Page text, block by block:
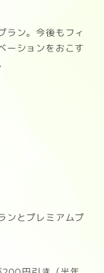
ラン。今後もフィ
ーションをおこす
ンとプレミアムプ